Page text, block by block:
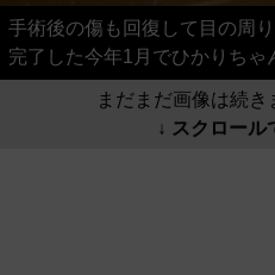
手術後の傷も回復して目の周
完了した今年1月でひかりちゃ
まだまだ画像は続き
↓ スクロール